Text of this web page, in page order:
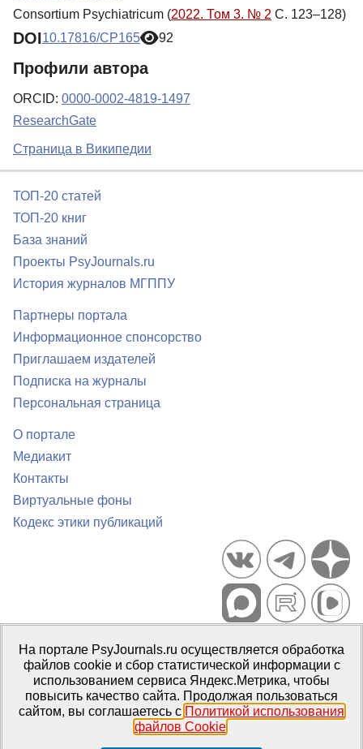
Consortium Psychiatricum (2022. Том 3. № 2 С. 123–128)
DOI10.17816/CP165 92
Профили автора
ORCID: 0000-0002-4819-1497
ResearchGate
Страница в Википедии
ТОП-20 статей
ТОП-20 книг
База знаний
Проекты PsyJournals.ru
История журналов МГППУ
Партнеры портала
Информационное спонсорство
Приглашаем издателей
Подписка на журналы
Персональная страница
О портале
Медиакит
Контакты
Виртуальные фоны
Кодекс этики публикаций
Портал психологических изданий PsyJournals.ru, 2007–2026
Правила использования материалов
Свидетельство регистрации СМИЭл № ФС77-66447 от 14 июля
2016 г.
Издатель: ФГБОУ ВО МГППУ
На портале PsyJournals.ru осуществляется обработка
файлов cookie и сбор статистической информации с
использованием сервиса Яндекс.Метрика, чтобы
повысить качество сайта. Продолжая пользоваться
сайтом, вы соглашаетесь с Политикой использования
файлов Cookie.